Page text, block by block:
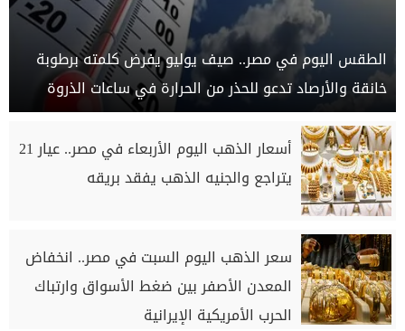
الطقس اليوم في مصر.. صيف يوليو يفرض كلمته برطوبة
خانقة والأرصاد تدعو للحذر من الحرارة في ساعات الذروة
أسعار الذهب اليوم الأربعاء في مصر.. عيار 21
يتراجع والجنيه الذهب يفقد بريقه
سعر الذهب اليوم السبت في مصر.. انخفاض
المعدن الأصفر بين ضغط الأسواق وارتباك
الحرب الأمريكية الإيرانية